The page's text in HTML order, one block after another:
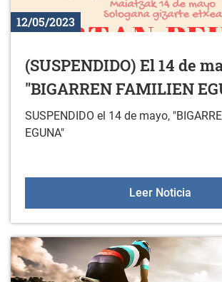
12/05/2023
(SUSPENDIDO) El 14 de
"BIGARREN FAMILIEN
SUSPENDIDO el 14 de mayo,
EGUNA"
Leer Noticia